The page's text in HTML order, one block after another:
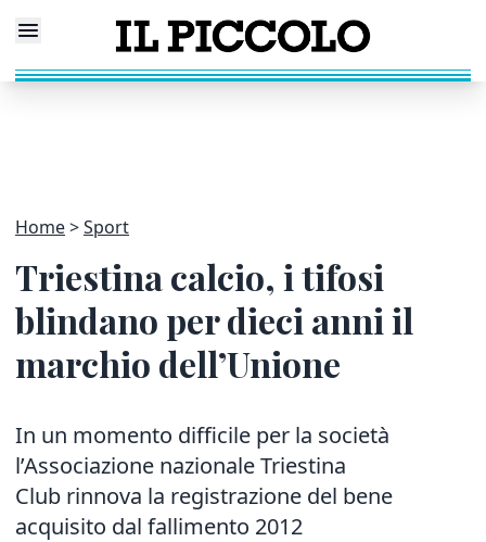
Home Sport
Triestina calcio, i tifosi
blindano per dieci anni il
marchio dell’Unione
In un momento difficile per la società
l’Associazione nazionale Triestina
Club rinnova la registrazione del bene
acquisito dal fallimento 2012